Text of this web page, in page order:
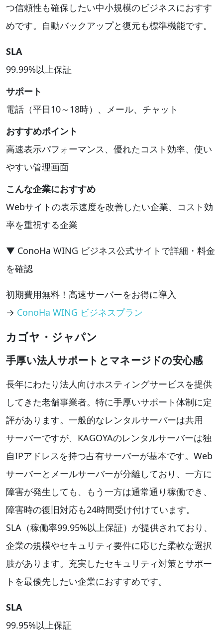
つ信頼性も確保したい中小規模のビジネスにおすす
めです。自動バックアップと復元も標準機能です。
SLA
99.99%以上保証
サポート
電話（平日10～18時）、メール、チャット
おすすめポイント
高速表示パフォーマンス、優れたコスト効率、使い
やすい管理画面
こんな企業におすすめ
Webサイトの表示速度を改善したい企業、コスト効
率を重視する企業
▼ ConoHa WING ビジネス公式サイトで詳細・料金
を確認
初期費用無料！高速サーバーをお得に導入
→ ConoHa WING ビジネスプラン
カゴヤ・ジャパン
手厚い法人サポートとマネージドの安心感
長年にわたり法人向けホスティングサービスを提供
してきた老舗事業者。特に手厚いサポート体制に定
評があります。一般的なレンタルサーバーは共用
サーバーですが、KAGOYAのレンタルサーバーは独
自IPアドレスを持つ占有サーバーが基本です。Web
サーバーとメールサーバーが分離しており、一方に
障害が発生しても、もう一方は通常通り稼働でき、
障害時の復旧対応も24時間受け付けています。
SLA（稼働率99.95%以上保証）が提供されており、
企業の規模やセキュリティ要件に応じた柔軟な選択
肢があります。充実したセキュリティ対策とサポー
トを最優先したい企業におすすめです。
SLA
99.95%以上保証